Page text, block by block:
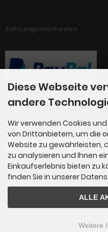
Zahlungsmethoden
E-Mail-Adresse:
Der Newsletter kann jederzeit hier oder in
ified
Diese Webseite
andere
Wir verwenden Cookies
von Drittanbietern, um die
Website zu gewährleisten,
zu analysieren und Ihnen
Einkaufserlebnis bieten zu
finden Sie in unserer
ALLE
Weitere